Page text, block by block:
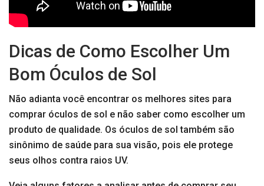
Dicas de Como Escolher Um
Bom Óculos de Sol
Não adianta você encontrar os melhores sites para
comprar óculos de sol e não saber como escolher um
produto de qualidade. Os óculos de sol também são
sinônimo de saúde para sua visão, pois ele protege
seus olhos contra raios UV.